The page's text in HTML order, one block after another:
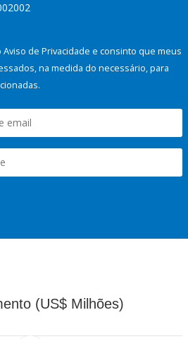
de Privacidade e consinto que meus
na medida do necessário, para
(US$ Milhões)